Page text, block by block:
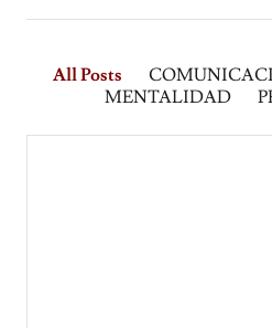
All Posts
MENTALIDAD